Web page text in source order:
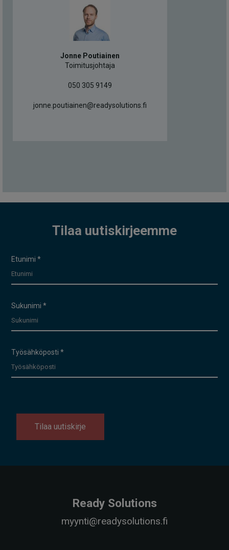
Jonne Poutiainen
Toimitusjohtaja
050 305 9149
jonne.poutiainen@readysolutions.fi
Tilaa uutiskirjeemme
Etunimi *
Sukunimi *
Työsähköposti *
Tilaa uutiskirje
Ready Solutions
myynti@readysolutions.fi